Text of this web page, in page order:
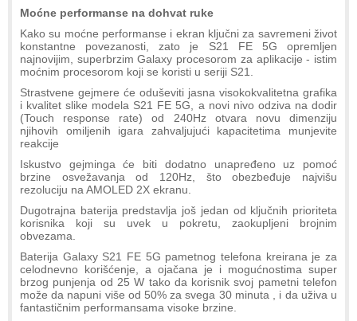
Moćne performanse na dohvat ruke
Kako su moćne performanse i ekran ključni za savremeni život
konstantne povezanosti, zato je S21 FE 5G opremljen
najnovijim, superbrzim Galaxy procesorom za aplikacije - istim
moćnim procesorom koji se koristi u seriji S21.
Strastvene gejmere će oduševiti jasna visokokvalitetna grafika
i kvalitet slike modela S21 FE 5G, a novi nivo odziva na dodir
(Touch response rate) od 240Hz otvara novu dimenziju
njihovih omiljenih igara zahvaljujući kapacitetima munjevite
reakcije
Iskustvo gejminga će biti dodatno unapređeno uz pomoć
brzine osvežavanja od 120Hz, što obezbeđuje najvišu
rezoluciju na AMOLED 2X ekranu.
Dugotrajna baterija predstavlja još jedan od ključnih prioriteta
korisnika koji su uvek u pokretu, zaokupljeni brojnim
obvezama.
Baterija Galaxy S21 FE 5G pametnog telefona kreirana je za
celodnevno korišćenje, a ojačana je i mogućnostima super
brzog punjenja od 25 W tako da korisnik svoj pametni telefon
može da napuni više od 50% za svega 30 minuta , i da uživa u
fantastičnim performansama visoke brzine.